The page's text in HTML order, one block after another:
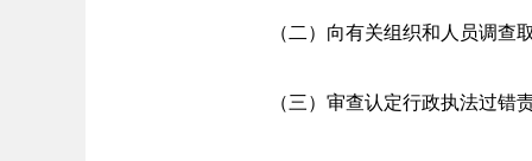
（二）向有关组织和人员调查
（三）审查认定行政执法过错